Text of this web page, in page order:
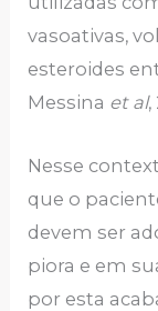
vasoativas,
esteroides
Messina et al,
Nesse
que o
devem ser
piora e em
por esta